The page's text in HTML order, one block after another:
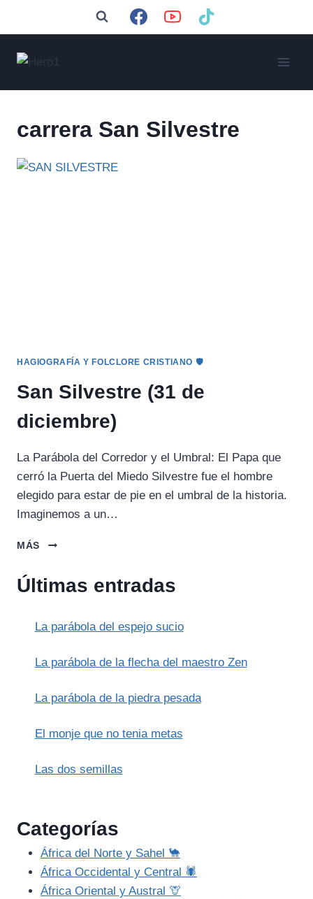
carrera San Silvestre
HAGIOGRAFÍA Y FOLCLORE CRISTIANO 🛡️
San Silvestre (31 de
diciembre)
La Parábola del Corredor y el Umbral: El Papa que
cerró la Puerta del Miedo Silvestre fue el hombre
elegido para estar de pie en el umbral de la historia.
Imaginemos a un…
MÁS
SAN
DE
Últimas entradas
La parábola del espejo sucio
La parábola de la flecha del maestro Zen
La parábola de la piedra pesada
El monje que no tenia metas
Las dos semillas
Categorías
África del Norte y Sahel 🐪
África Occidental y Central 🕷️
África Oriental y Austral 🦒